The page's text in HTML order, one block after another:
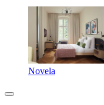
Novela